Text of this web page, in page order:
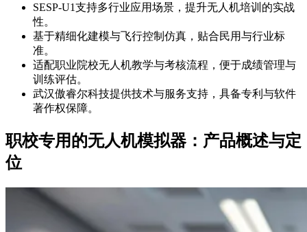
SESP-U1支持多行业应用场景，提升无人机培训的实战
性。
基于精细化建模与飞行控制仿真，贴合民用与行业标
准。
适配职业院校无人机教学与考核流程，便于成绩管理与
训练评估。
武汉傲睿尔科技提供技术与服务支持，具备专利与软件
著作权保障。
职校专用的无人机模拟器：产品概述与定
位